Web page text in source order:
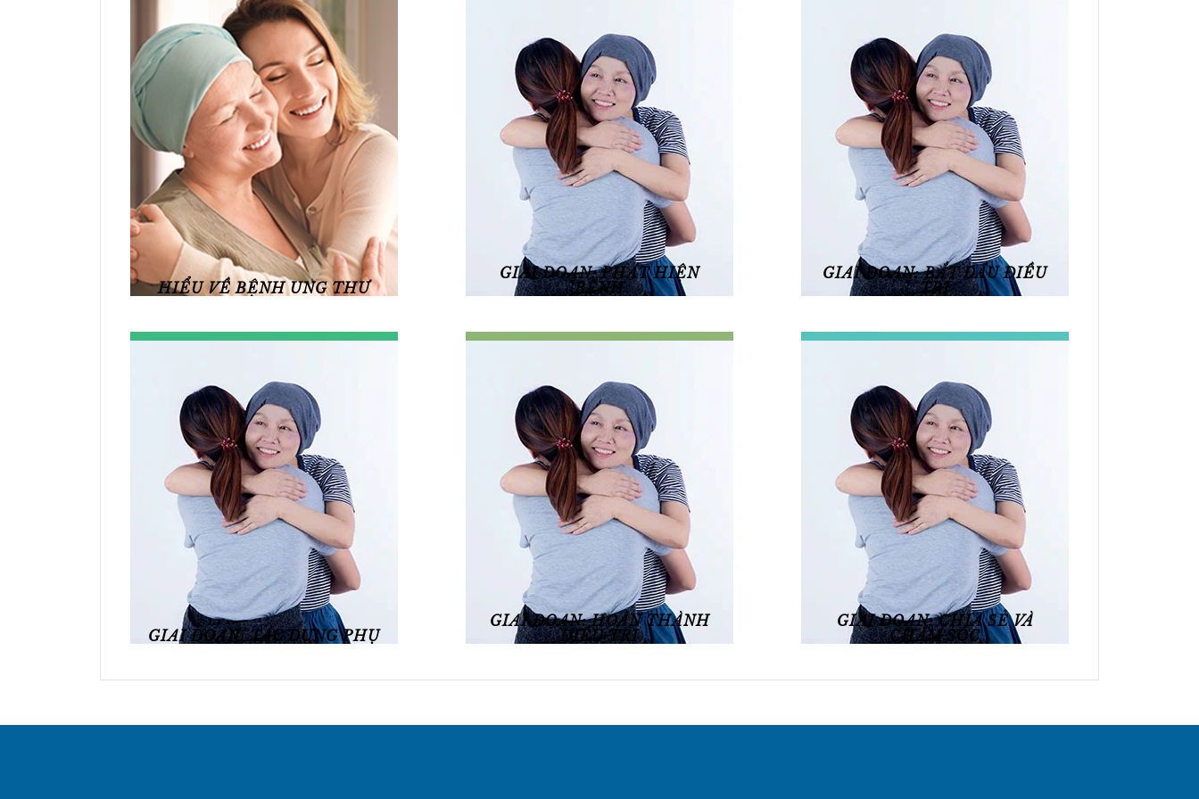
HIỂU VỀ BỆNH UNG THƯ
Xem chi tiết
GIAI ĐOẠN: PHÁT HIỆN
BỆNH
Xem chi tiết
GIAI ĐOẠN: BẮT ĐẦU ĐIỀU
TRỊ
Xem chi tiết
GIAI ĐOẠN: TÁC DỤNG PHỤ
Xem chi tiết
GIAI ĐOẠN: HOÀN THÀNH
ĐIỀU TRỊ
Xem chi tiết
GIAI ĐOẠN: CHIA SẺ VÀ
CHĂM SÓC
Xem chi tiết